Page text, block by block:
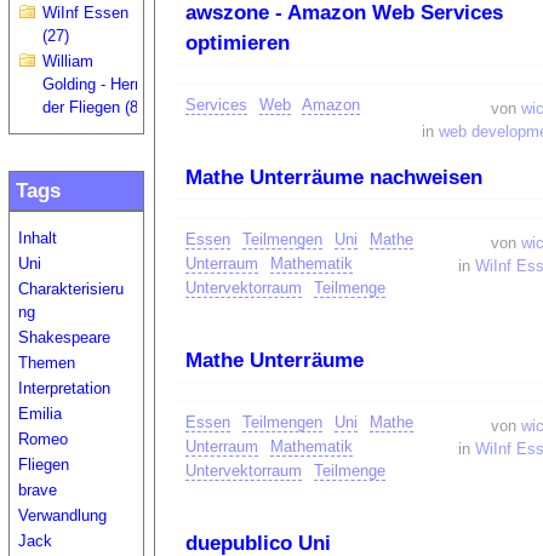
WiInf Essen
(27)
William
Golding - Herr
der Fliegen (8)
Tags
Inhalt
Uni
Charakterisieru
ng
Shakespeare
Themen
Interpretation
Emilia
Romeo
Fliegen
brave
Verwandlung
Jack
awszone - Amazon Web Services
optimieren
von
in web
Services Web Amazon
Mathe Unterräume nachweisen
von
in WiInf
Essen Teilmengen Uni
Mathe
Unterraum
Mathematik
Untervektorraum
Teilmenge
Mathe Unterräume
von
in WiInf
Essen Teilmengen Uni
Mathe
Unterraum
Mathematik
Untervektorraum
Teilmenge
duepublico Uni